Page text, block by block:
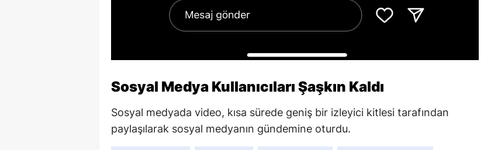
Sosyal Medya Kullanıcıları Şaşkın Kaldı
Sosyal medyada video, kısa sürede geniş bir izleyici kitlesi tarafından
paylaşılarak sosyal medyanın gündemine oturdu.